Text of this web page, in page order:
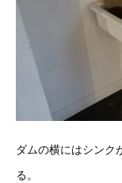
ダムの横にはシンク
る。